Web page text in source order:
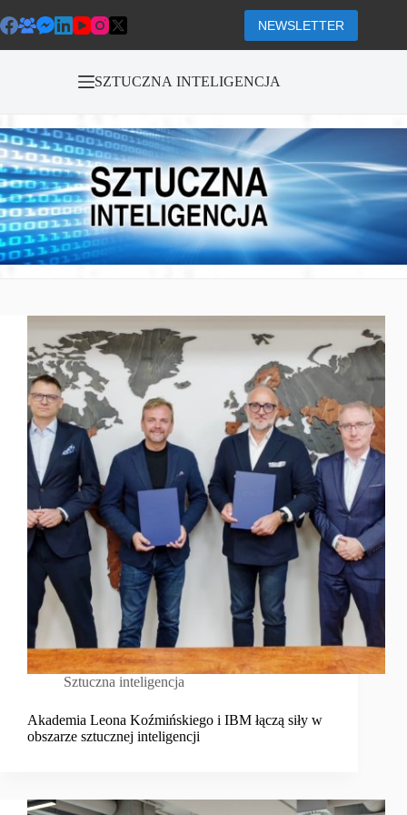
do
treści
NEWSLETTER
SZTUCZNA INTELIGENCJA
Sztuczna inteligencja
Akademia Leona Koźmińskiego i IBM łączą siły w
obszarze sztucznej inteligencji